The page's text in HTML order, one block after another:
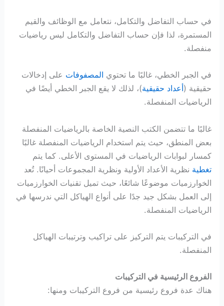
في حساب التفاضل والتكامل، نتعامل مع الوظائف والقيم
المستمرة، لذا فإن حساب التفاضل والتكامل ليس رياضيات
منفصلة.
في الجبر الخطي، غالبًا ما تحتوي المصفوفات على إدخالات
حقيقية (أعداد حقيقية)، لذلك لا يقع الجبر الخطي أيضًا في
الرياضيات المنفصلة.
غالبًا ما تتضمن الكتب النصية الخاصة بالرياضيات المنفصلة
بعض المنطق، حيث يتم استخدام الرياضيات المنفصلة غالبًا
كمسار لبوابات الرياضيات في المستوى الأعلى. كما يتم
تغطية نظرية الأعداد الأولية ونظرية المجموعات أحيانًا. تُعد
الخوارزميات موضوعًا شائعًا، حيث تميل تقنيات الخوارزميات
إلى العمل بشكل جيد جدًا على أنواع الهياكل التي ندرسها في
الرياضيات المنفصلة.
في التركيبات يتم التركيز على تراكيب وترتيبات الهياكل
المنفصلة.
الفروع الرئيسية في التركيبات
هناك عدة فروع رئيسية من فروع التركيبات ومنها: